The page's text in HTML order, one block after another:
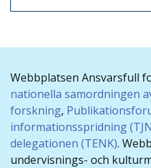
Webbplatsen Ansvarsfull
nationella samordningen
forskning,
informationsspridning
delegationen (TENK).
undervisnings- och